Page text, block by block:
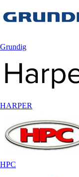
Grundig
HARPER
HPC